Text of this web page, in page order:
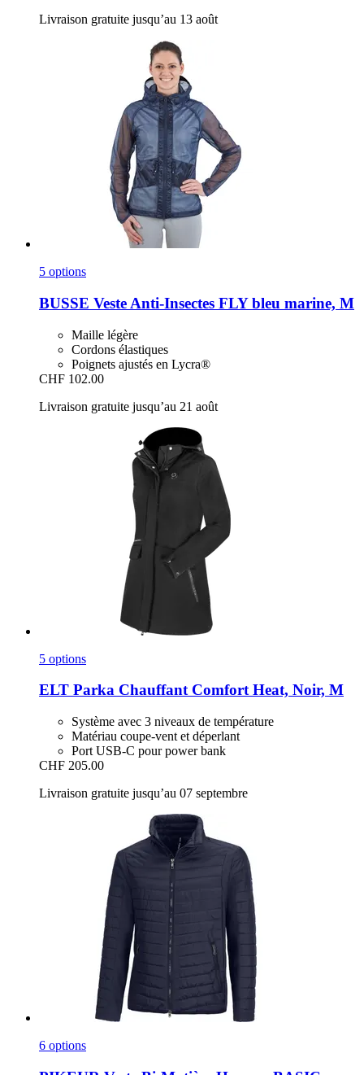
Livraison gratuite jusqu’au 13 août
5 options
BUSSE Veste Anti-​Insectes FLY bleu marine, M
Maille légère
Cordons élastiques
Poignets ajustés en Lycra®
CHF 102.00
Livraison gratuite jusqu’au 21 août
5 options
ELT Parka Chauffant Comfort Heat, Noir, M
Système avec 3 niveaux de température
Matériau coupe-vent et déperlant
Port USB-C pour power bank
CHF 205.00
Livraison gratuite jusqu’au 07 septembre
6 options